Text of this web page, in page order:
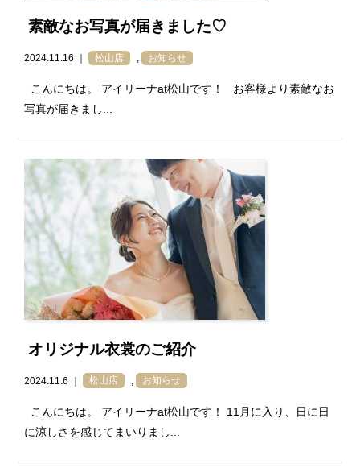
素敵なお写真が届きました♡
2024.11.16 ｜ 松山店 お知らせ
こんにちは。 アイリーナat松山です！ お客様より素敵なお
写真が届きまし...
オリジナル衣裳のご紹介
2024.11.6 ｜ 松山店 お知らせ
こんにちは。 アイリーナat松山です！ 11月に入り、日に日
に涼しさを感じてまいりまし...